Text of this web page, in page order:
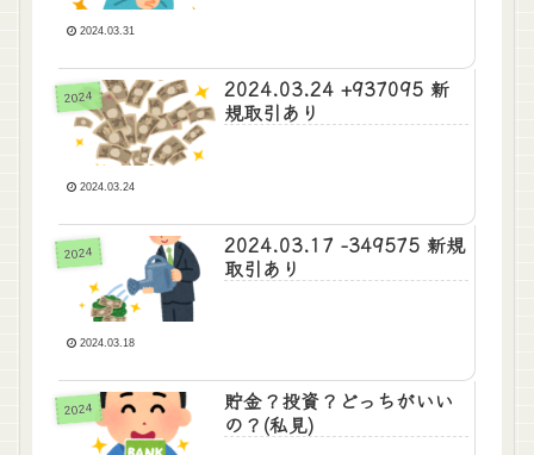
2024.03.31
2024
2024.03.24 +937095 新
規取引あり
2024.03.24
2024
2024.03.17 -349575 新規
取引あり
2024.03.18
2024
貯金？投資？どっちがいい
の？(私見)